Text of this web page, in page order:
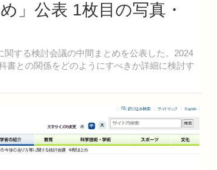
」公表 1枚目の写真・
する検討会議の中間まとめを公表した。2024
書との関係をどのようにすべきか詳細に検討す